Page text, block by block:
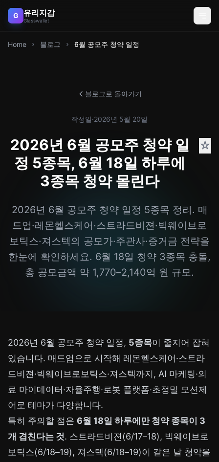
G 유리지갑
Glasswallet
Home 블로그 6월 공모주 청약 일정
블로그로 돌아가기
작성일·2026년 5월 20일
2026년 6월 공모주 청약 일
정 5종목, 6월 18일 하루에
3종목 청약 몰린다
☆
2026년 6월 공모주 청약 일정 5종목 정리. 매
드업·레몬헬스케어·스트라드비젼·빅웨이브로
보틱스·져스텍의 공모가·주관사·증거금 전략을
한눈에 확인하세요. 6월 18일 청약 3종목 충돌,
총 공모금액 약 1,770–2,140억 원 규모.
2026년 6월 공모주 청약 일정, 5종목이 줄지어 잡혀
있습니다. 매드업으로 시작해 레몬헬스케어·스트라
드비젼·빅웨이브로보틱스·져스텍까지, AI 마케팅·의
료 마이데이터·자율주행·로봇 플랫폼·초정밀 모션제
어로 테마가 다양합니다.
특히 주의할 점은 6월 18일 하루에만 청약 종목이 3
개 겹친다는 것. 스트라드비젼(6/17–18), 빅웨이브로
보틱스(6/18–19), 져스텍(6/18–19)이 같은 날 청약을